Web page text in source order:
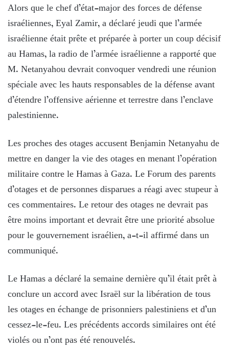
Alors que le chef d’état-major des forces de défense
israéliennes, Eyal Zamir, a déclaré jeudi que l’armée
israélienne était prête et préparée à porter un coup décisif
au Hamas, la radio de l’armée israélienne a rapporté que
M. Netanyahou devrait convoquer vendredi une réunion
spéciale avec les hauts responsables de la défense avant
d’étendre l’offensive aérienne et terrestre dans l’enclave
palestinienne.
Les proches des otages accusent Benjamin Netanyahu de
mettre en danger la vie des otages en menant l’opération
militaire contre le Hamas à Gaza. Le Forum des parents
d’otages et de personnes disparues a réagi avec stupeur à
ces commentaires. Le retour des otages ne devrait pas
être moins important et devrait être une priorité absolue
pour le gouvernement israélien, a-t-il affirmé dans un
communiqué.
Le Hamas a déclaré la semaine dernière qu’il était prêt à
conclure un accord avec Israël sur la libération de tous
les otages en échange de prisonniers palestiniens et d’un
cessez-le-feu. Les précédents accords similaires ont été
violés ou n’ont pas été renouvelés.